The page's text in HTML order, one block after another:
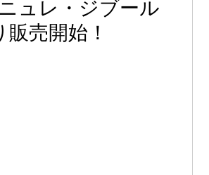
ュレ・ジブール
売開始！